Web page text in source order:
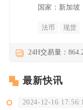
国家：新加坡
法币 现货
24H交易量：
最新快讯
2024-12-16